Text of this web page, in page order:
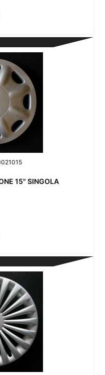
15" SINGOLA